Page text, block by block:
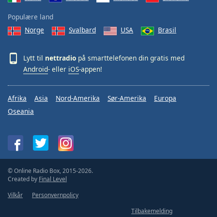
Populære land
Norge
Svalbard USA Brasil
Lytt til nettradio på smarttelefonen din gratis med
Android- eller iOS-appen!
Afrika Asia Nord-Amerika Sør-Amerika
Europa
Oseania
© Online Radio Box, 2015-2026.
Created by Final Level
Vilkår
Personvernpolicy
Tilbakemelding